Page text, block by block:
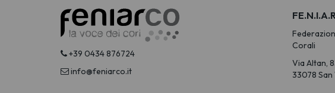
+39 0434 876724
info@feniarco.it
Corali
Via Altan,
33078 San